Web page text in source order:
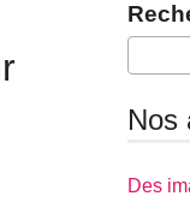
Nos
Des